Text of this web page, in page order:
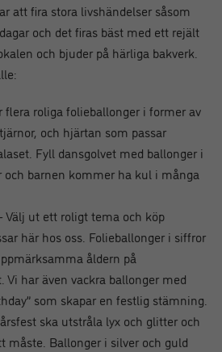
att fira stora livshändelser såsom
och det firas bäst med ett rejält
och bjuder på härliga bakverk.
flera roliga folieballonger i former av
och hjärtan som passar
Fyll dansgolvet med ballonger i
och barnen kommer ha kul i många
Välj ut ett roligt tema och köp
här hos oss. Folieballonger i siffror
åldern på
Vi har även vackra ballonger med
som skapar en festlig stämning.
ska utstråla lyx och glitter och
måste. Ballonger i silver och guld